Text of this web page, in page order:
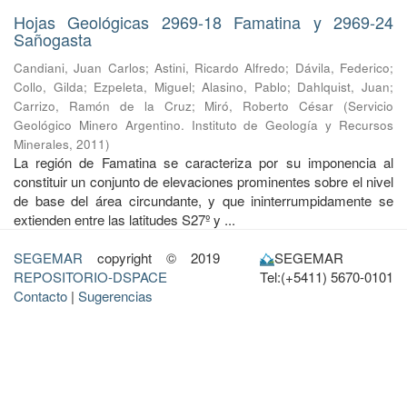
Hojas Geológicas 2969-18 Famatina y 2969-24
Sañogasta
Candiani, Juan Carlos; Astini, Ricardo Alfredo; Dávila, Federico;
Collo, Gilda; Ezpeleta, Miguel;Alasino, Pablo; Dahlquist, Juan;
Carrizo, Ramón de la Cruz; Miró, Roberto César (Servicio
Geológico Minero Argentino. Instituto de Geología y Recursos
Minerales, 2011)
La región de Famatina se caracteriza por su imponencia al
constituir un conjunto de elevaciones prominentes sobre el nivel
de base del área circundante, y que ininterrumpidamente se
extienden entre las latitudes S27º y ...
SEGEMAR copyright © 2019
REPOSITORIO-DSPACE
Contacto | Sugerencias
SEGEMAR
Tel:(+5411) 5670-0101